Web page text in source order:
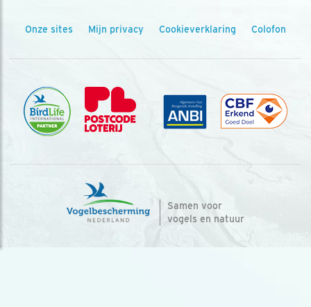
Onze sites Mijn privacy Cookieverklaring Colofon
Samen voor
vogels en natuur